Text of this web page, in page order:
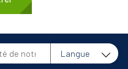
Language